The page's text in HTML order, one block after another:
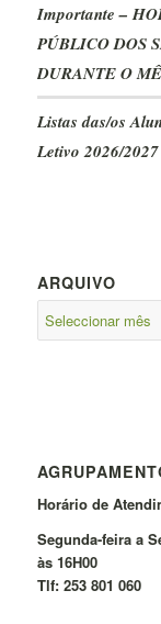
Importante –
PÚBLICO DOS
DURANTE O
Listas das/os
Letivo 2026/2027
ARQUIVO
Horário de
Segunda-feira a
às 16H00
Tlf: 253 801 060